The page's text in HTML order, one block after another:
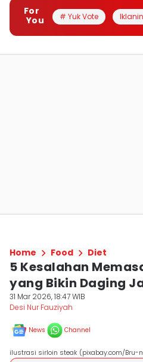
For
You
# Yuk Vote
Home Food Diet
5 Kesalahan
yang Bikin Daging
31 Mar 2026, 18:47 WIB
Desi Nur Fauziyah
News Channel
ilustrasi sirloin steak (pixabay.com/Bru-